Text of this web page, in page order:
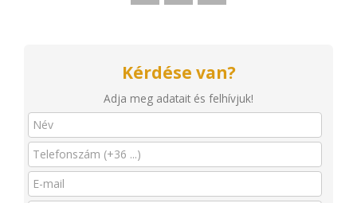
Kérdése van?
Adja meg adatait és felhívjuk!